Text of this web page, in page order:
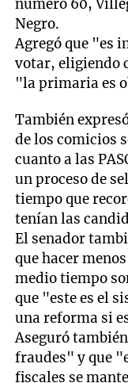
número 60,
Negro.
Agregó que "es
votar, eligiendo
"la primaria es
También
de los comicios
cuanto a las
un proceso de
tiempo que
tenían las
El senador
que hacer
medio tiempo
que "este es el
una reforma si
Aseguró
fraudes" y que
fiscales se